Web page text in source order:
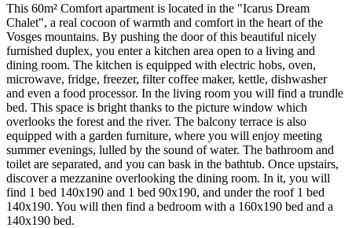
This 60m² Comfort apartment is located in the "Icarus Dream
Chalet", a real cocoon of warmth and comfort in the heart of the
Vosges mountains. By pushing the door of this beautiful nicely
furnished duplex, you enter a kitchen area open to a living and
dining room. The kitchen is equipped with electric hobs, oven,
microwave, fridge, freezer, filter coffee maker, kettle, dishwasher
and even a food processor. In the living room you will find a trundle
bed. This space is bright thanks to the picture window which
overlooks the forest and the river. The balcony terrace is also
equipped with a garden furniture, where you will enjoy meeting
summer evenings, lulled by the sound of water. The bathroom and
toilet are separated, and you can bask in the bathtub. Once upstairs,
discover a mezzanine overlooking the dining room. In it, you will
find 1 bed 140x190 and 1 bed 90x190, and under the roof 1 bed
140x190. You will then find a bedroom with a 160x190 bed and a
140x190 bed.